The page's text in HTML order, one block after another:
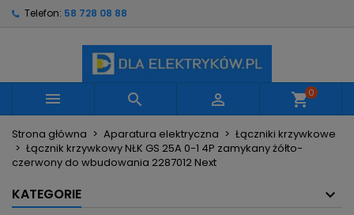
Telefon: 58 728 08 88
   shopping_cart0
Strona główna Aparatura elektryczna
Łączniki krzywkowe
Łącznik krzywkowy NŁK GS 25A 0-1 4P zamykany żółto-
czerwony do wbudowania 2287012 Next
KATEGORIE
Utwórz nową listę
Nazwa listy życzeń
Anuluj Utwórz listę życzeń
Musisz być zalogowany by zapisać produkty na
swojej liście życzeń.
Anuluj Zaloguj się